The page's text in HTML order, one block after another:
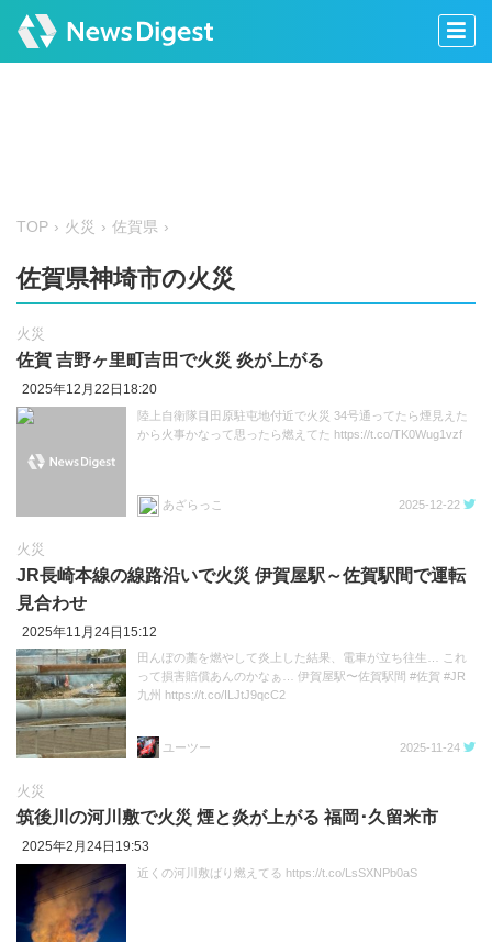
TOP 火災 佐賀県
佐賀県神埼市の火災
火災
佐賀 吉野ヶ里町吉田で火災 炎が上がる
2025年12月22日18:20
陸上自衛隊目田原駐屯地付近で火災 34号通ってたら煙見えた
から火事かなって思ったら燃えてた https://t.co/TK0Wug1vzf
あざらっこ 2025-12-22
火災
JR長崎本線の線路沿いで火災 伊賀屋駅～佐賀駅間で運転
見合わせ
2025年11月24日15:12
田んぼの藁を燃やして炎上した結果、電車が立ち往生… これ
って損害賠償あんのかなぁ… 伊賀屋駅〜佐賀駅間 #佐賀 #JR
九州 https://t.co/ILJtJ9qcC2
ユーツー 2025-11-24
火災
筑後川の河川敷で火災 煙と炎が上がる 福岡･久留米市
2025年2月24日19:53
近くの河川敷ばり燃えてる https://t.co/LsSXNPb0aS